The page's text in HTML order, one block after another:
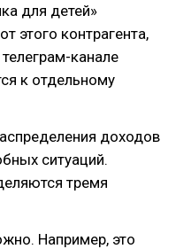
для детей»
этого контрагента,
канале
к отдельному
доходов
ситуаций.
тремя
Например, это